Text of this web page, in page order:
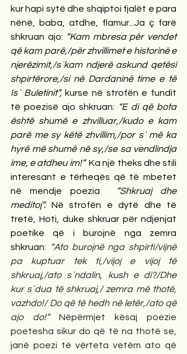
kur hapi sytë dhe shqiptoi fjalët e para
nënë, baba, atdhe, flamur...Ja ç farë
shkruan ajo: “Kam mbresa për vendet
që kam parë,/për zhvillimet e historinë e
njerëzimit,/s`kam ndjerë askund qetësi
shpirtërore,/si në Dardaninë time e të
Is` Buletinit”, kurse në strofën e fundit
të poezisë ajo shkruan: “E di që bota
është shumë e zhvilluar,/kudo e kam
parë me sy këtë zhvillim,/por s` më ka
hyrë më shumë në sy,/se sa vendlindja
ime, e atdheu im!” Ka një theks dhe stili
interesant e tërheqës që të mbetet
në mendje poezia
”Shkruaj dhe
meditoj”. Në strofën e dytë dhe të
tretë, Hoti, duke shkruar për ndjenjat
poetike që i burojnë nga zemra
shkruan:
“Ato burojnë nga shpirti/vijnë
pa kuptuar tek ti,/vijoj e vijoj të
shkruaj,/ato s`ndalin, kush e di?/Dhe
kur s`dua të shkruaj,/ zemra më thotë,
vazhdo!/ Do që të hedh në letër,/ato që
ajo do!” Nëpërmjet kësaj poezie
poetesha sikur do që të na thotë se,
janë poezi të vërteta vetëm ato që